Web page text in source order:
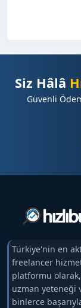
Siz Hâlâ
Güvenli
Türkiye'nin en
freelancer
platformu
uzman yeteneği
binlerce